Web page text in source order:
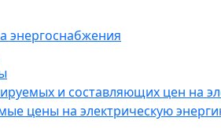
энергоснабжения
и составляющих цен на
цены на электрическую